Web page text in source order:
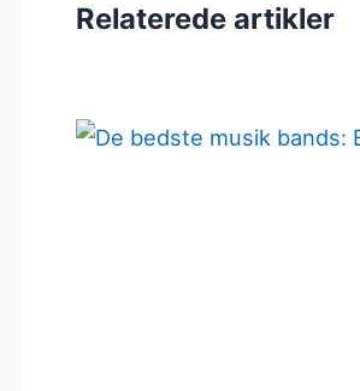
Relaterede artikler